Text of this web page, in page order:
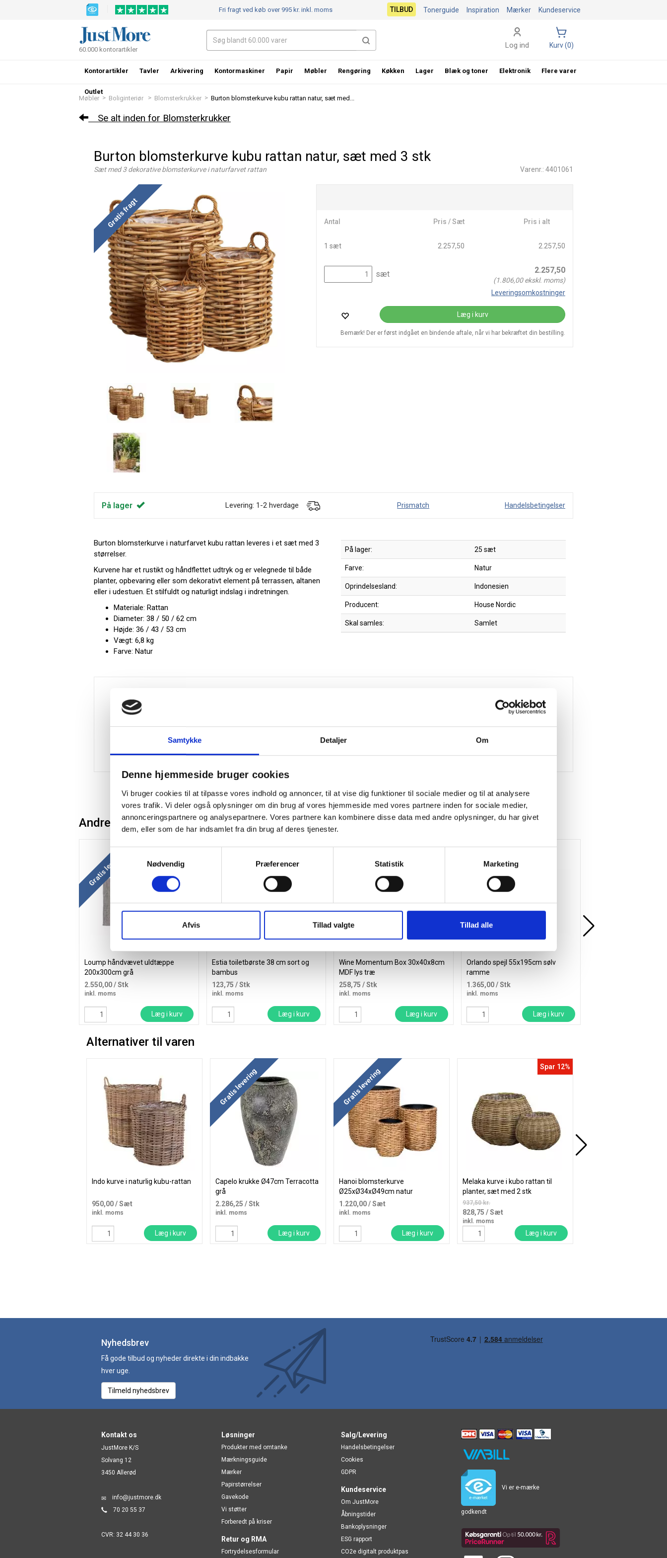
Samtykke Detaljer Om
Denne hjemmeside bruger cookies
Vi bruger cookies til at tilpasse vores indhold og annoncer, til at vise dig funktioner til sociale medier og til at analysere
vores trafik. Vi deler også oplysninger om din brug af vores hjemmeside med vores partnere inden for sociale medier,
annonceringspartnere og analysepartnere. Vores partnere kan kombinere disse data med andre oplysninger, du har givet
dem, eller som de har indsamlet fra din brug af deres tjenester.
Samtykkevalg
Nødvendig
Præferencer Statistik Marketing
Afvis Tillad valgte Tillad alle
Møbler > Boliginteriør > Blomsterkrukker > Burton blomsterkurve kubu rattan natur, sæt med...
Se alt inden for Blomsterkrukker
Burton blomsterkurve kubu rattan natur, sæt med 3 stk
Sæt med 3 dekorative blomsterkurve i naturfarvet rattan Varenr.: 4401061
Gratis fragt Antal Pris / Sæt Pris i alt
1 sæt 2.257,50 2.257,50
sæt 2.257,50
(1.806,00ekskl. moms)
Leveringsomkostninger
Læg i kurv
Bemærk! Der er først indgået en bindende aftale, når vi har bekræftet din bestilling.
På lager Levering: 1-2 hverdage Prismatch Handelsbetingelser
Burton blomsterkurve i naturfarvet kubu rattan leveres i et sæt med 3
størrelser.
Kurvene har et rustikt og håndflettet udtryk og er velegnede til både
planter, opbevaring eller som dekorativt element på terrassen, altanen
eller i udestuen. Et stilfuldt og naturligt indslag i indretningen.
Materiale: Rattan
Diameter: 38 / 50 / 62 cm
Højde: 36 / 43 / 53 cm
Vægt: 6,8 kg
Farve: Natur
På lager: 25 sæt
Farve: Natur
Oprindelsesland: Indonesien
Producent: House Nordic
Skal samles: Samlet
Andre kunder købte også
Gratis levering
Loump håndvævet uldtæppe
200x300cm grå
2.550,00/ Stk
inkl. moms
Læg i kurv
Estia toiletbørste 38 cm sort og
bambus
123,75 / Stk
inkl. moms
Læg i kurv
Wine Momentum Box 30x40x8cm
MDF lys træ
258,75 / Stk
inkl. moms
Læg i kurv
Køb mere og spar
Gratis levering
Orlando spejl 55x195cm sølv
ramme
1.365,00/ Stk
inkl. moms
Læg i kurv
Alternativer til varen
Indo kurve i naturlig kubu-rattan
950,00/ Sæt
inkl. moms
Læg i kurv
Gratis levering
Capelo krukke Ø47cm Terracotta
grå
2.286,25 / Stk
inkl. moms
Læg i kurv
Gratis levering
Hanoi blomsterkurve
Ø25xØ34xØ49cm natur
1.220,00/ Sæt
inkl. moms
Læg i kurv
Spar 12%
Melaka kurve i kubo rattan til
planter, sæt med 2 stk
937,50 kr.
828,75 / Sæt
inkl. moms
Læg i kurv
Fri fragt ved køb over 995 kr.inkl. moms Kundeservice
Mærker
Inspiration
Tonerguide
TILBUD
60.000 kontorartikler Log ind Kurv (0)
Kontorartikler Tavler Arkivering Kontormaskiner Papir Møbler Rengøring Køkken Lager Blæk og toner Elektronik Flere varer
Outlet
Nyhedsbrev
Få gode tilbud og nyheder direkte i din indbakke
hver uge.
Tilmeld nyhedsbrev
Kontakt os
JustMore K/S
Solvang 12
3450 Allerød
info@justmore.dk
70 20 55 37
CVR: 32 44 30 36
Løsninger
Produkter med omtanke
Mærkningsguide
Mærker
Papirstørrelser
Gavekode
Vi støtter
Forberedt på kriser
Retur og RMA
Fortrydelsesformular
Salg/Levering
Handelsbetingelser
Cookies
GDPR
Kundeservice
Om JustMore
Åbningstider
Bankoplysninger
ESG rapport
CO2e digitalt produktpas
Vi er e-mærke
godkendt